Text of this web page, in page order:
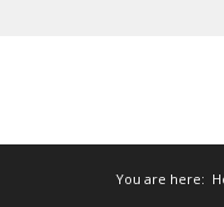
You are here: